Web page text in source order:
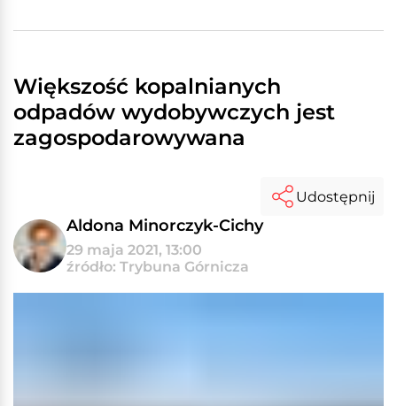
Większość kopalnianych
odpadów wydobywczych jest
zagospodarowywana
Aldona Minorczyk-Cichy
29 maja 2021, 13:00
źródło: Trybuna Górnicza
Udostępnij